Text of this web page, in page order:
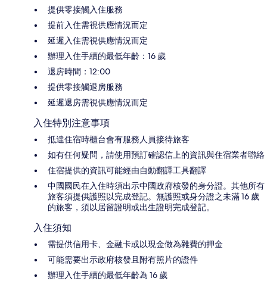
提供零接觸入住服務
提前入住需視供應情況而定
延遲入住需視供應情況而定
辦理入住手續的最低年齡：16 歲
退房時間：12:00
提供零接觸退房服務
延遲退房需視供應情況而定
入住特別注意事項
抵達住宿時櫃台會有服務人員接待旅客
如有任何疑問，請使用預訂確認信上的資訊與住宿業者聯絡
住宿提供的資訊可能經由自動翻譯工具翻譯
中國國民在入住時須出示中國政府核發的身分證。其他所有
旅客須提供護照以完成登記。無護照或身分證之未滿 16 歲
的旅客，須以居留證明或出生證明完成登記。
入住須知
需提供信用卡、金融卡或以現金做為雜費的押金
可能需要出示政府核發且附有照片的證件
辦理入住手續的最低年齡為 16 歲